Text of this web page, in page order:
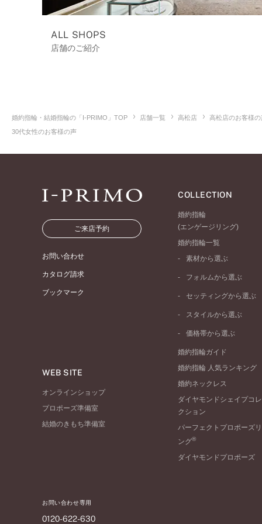
ALL SHOPS
店舗のご紹介
婚約指輪・結婚指輪の「I-PRIMO」TOP 店舗一覧 高松店
高松店のお客様
30代女性のお客様の声
ご来店予約
お問い合わせ
カタログ請求
ブックマーク
WEB SITE
オンラインショップ
プロポーズ準備室
結婚のきもち準備室
お問い合わせ専用
0120-622-630
COLLECTION
婚約指輪
(エンゲージリング)
婚約指輪一覧
素材から選ぶ
プラチナ
ピンクゴールド
ペールブラウンゴール
フォルムから選ぶ
ストレートライン
V字ライン
セッティングから選ぶ
ソリテール
ダブルサイドメレ
ラインメレ
スタイルから選ぶ
シンプル
モード
エレガント
ゴージャス
価格帯から選ぶ
50万円台～
20万円台～
10万円台～
婚約指輪ガイド
婚約指輪 人気ランキング
婚約ネックレス
ダイヤモンドシェイプコレ
クション
パーフェクトプロポーズリ
ング®
ダイヤモンドプロポーズ